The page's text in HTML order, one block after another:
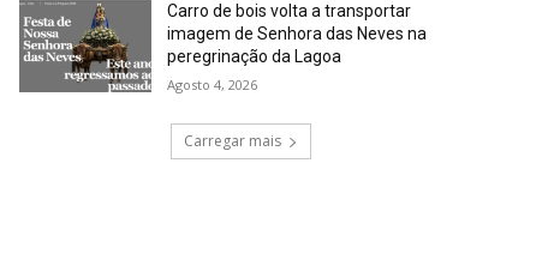
Carro de bois volta a transportar
imagem de Senhora das Neves na
peregrinação da Lagoa
Agosto 4, 2026
Carregar mais